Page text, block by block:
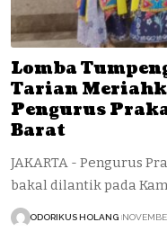
Lomba
Tarian
Pengurus
Barat
JAKARTA - Pengurus
bakal dilantik pada
ODORIKUS HOLANG